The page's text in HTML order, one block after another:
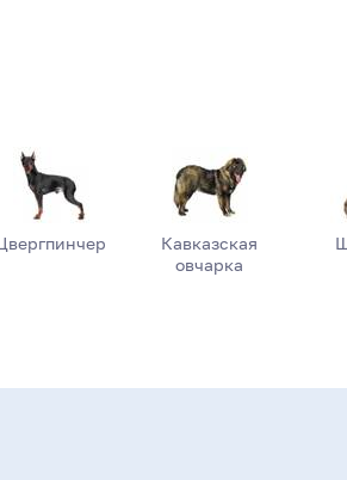
Кавказская
овчарка